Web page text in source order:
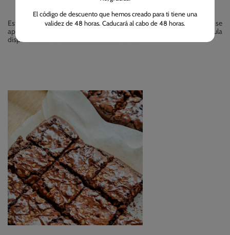
Esta báscula funciona mediante pilas, 2 de tipo AAA. La báscula se
apaga automaticamente a los 60 segundos de inutilización. La báscula
dispone de almohadillas antideslizamiento.
El código de descuento que hemos creado para ti tiene una
validez de 48 horas. Caducará al cabo de 48 horas.